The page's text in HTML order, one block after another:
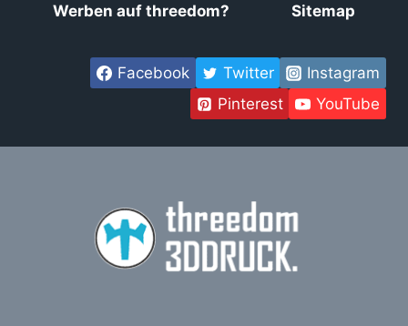
Werben auf threedom? Sitemap
Facebook Twitter
Instagram
Pinterest
YouTube